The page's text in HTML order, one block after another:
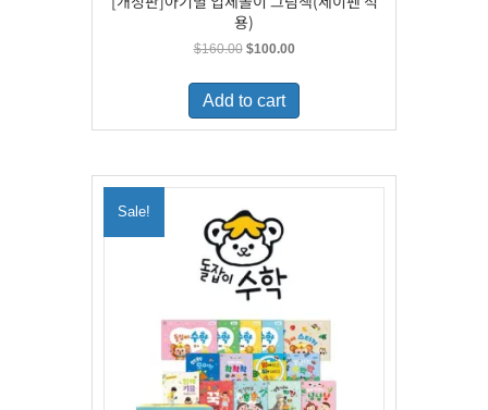
용)
$160.00 Original
was:
$160.00.
$100.00Current
is:
Add to cart
Sale!